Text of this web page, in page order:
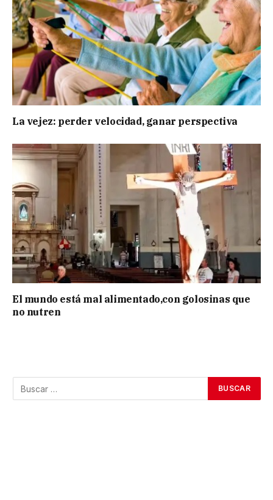
La vejez: perder velocidad, ganar perspectiva
El mundo está mal alimentado,con golosinas que
no nutren